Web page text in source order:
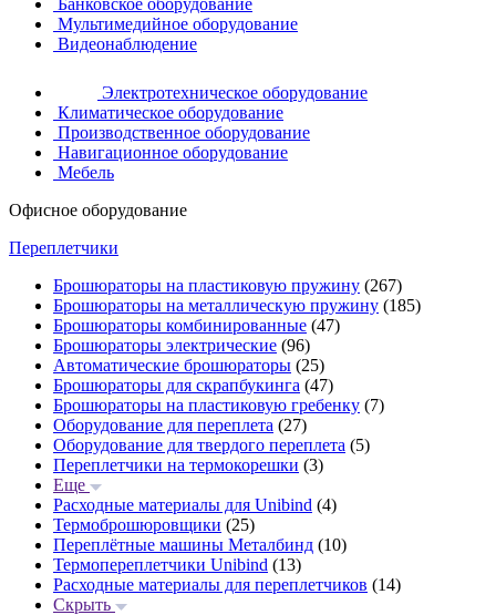
Банковское оборудование
Мультимедийное оборудование
Видеонаблюдение
Электротехническое оборудование
Климатическое оборудование
Производственное оборудование
Навигационное оборудование
Мебель
Офисное оборудование
Переплетчики
Брошюраторы на пластиковую пружину (267)
Брошюраторы на металлическую пружину (185)
Брошюраторы комбинированные (47)
Брошюраторы электрические (96)
Автоматические брошюраторы (25)
Брошюраторы для скрапбукинга (47)
Брошюраторы на пластиковую гребенку (7)
Оборудование для переплета (27)
Оборудование для твердого переплета (5)
Переплетчики на термокорешки (3)
Еще
Расходные материалы для Unibind (4)
Термоброшюровщики (25)
Переплётные машины Металбинд (10)
Термопереплетчики Unibind (13)
Расходные материалы для переплетчиков (14)
Скрыть